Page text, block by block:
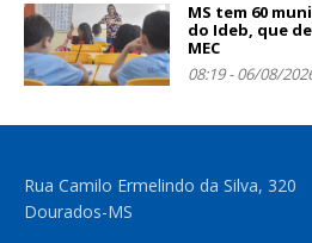
MS tem 60
do Ideb, que
MEC
08:19 - 06/08/
Rua Camilo Ermelindo da Silva, 320
Dourados-MS